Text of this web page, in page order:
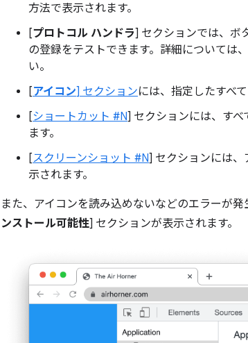
方法で表示されます。
[プロトコル ハンドラ] セクションでは、ボ
の登録をテストできます。詳細については、
い。
[アイコン] セクションには、指定したすべ
[ショートカット #N] セクションには、す
ます。
[スクリーンショット #N] セクションには
示されます。
また、アイコンを読み込めないなどのエラーが
ンストール可能性] セクションが表示されます。